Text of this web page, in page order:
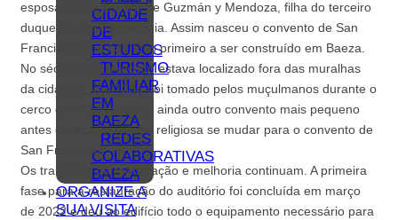
CIDADE
DE
ESTUDOS
TURISMO
FAMILIAR
EM
BAEZA
REDES
COLABORATIVAS
BAEZA
ORGANIZE A
SUA VISITA
esposa, Dona Leonor de Guzmán y Mendoza, filha do terceiro
duque de Medina Sidónia. Assim nasceu o convento de San
Francisco, que não foi o primeiro a ser construído em Baeza.
No século XIII, o recinto estava localizado fora das muralhas
da cidade e, em 1386, foi tomado pelos muçulmanos durante o
cerco da cidade. Existiu ainda outro convento mais pequeno
antes de a comunidade religiosa se mudar para o convento de
San Francisco.
Os trabalhos de reabilitação e melhoria continuam. A primeira
fase para a restauração do auditório foi concluída em março
de 2022 e deu ao edifício todo o equipamento necessário para